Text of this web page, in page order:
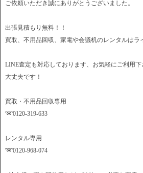
ご依頼いただき誠にありがとうございました。
出張見積もり無料！！
買取、不用品回収、家電や会議机のレンタルはラ
LINE査定も対応しております、お気軽にご利用
大丈夫です！
買取・不用品回収専用
➿0120-319-633
レンタル専用
➿0120-968-074